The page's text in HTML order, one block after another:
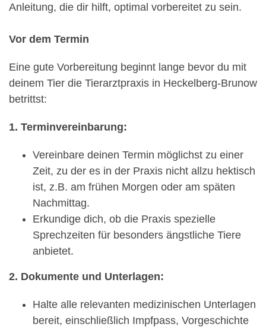
Anleitung, die dir hilft, optimal vorbereitet zu sein.
Vor dem Termin
Eine gute Vorbereitung beginnt lange bevor du mit
deinem Tier die Tierarztpraxis in Heckelberg-Brunow
betrittst:
1. Terminvereinbarung:
Vereinbare deinen Termin möglichst zu einer
Zeit, zu der es in der Praxis nicht allzu hektisch
ist, z.B. am frühen Morgen oder am späten
Nachmittag.
Erkundige dich, ob die Praxis spezielle
Sprechzeiten für besonders ängstliche Tiere
anbietet.
2. Dokumente und Unterlagen:
Halte alle relevanten medizinischen Unterlagen
bereit, einschließlich Impfpass, Vorgeschichte